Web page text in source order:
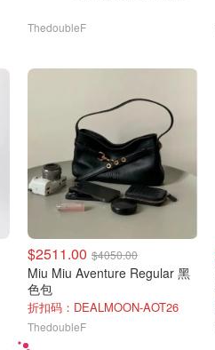
ThedoubleF
$2511.00 $4050.00
Miu Miu Aventure Regular 黑
色包
折扣码：DEALMOON-AOT26
ThedoubleF